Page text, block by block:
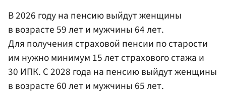
В 2026 году на пенсию выйдут женщины
в возрасте 59 лет и мужчины 64 лет.
Для получения страховой пенсии по старости
им нужно минимум 15 лет страхового стажа и
30 ИПК. С 2028 года на пенсию выйдут женщины
в возрасте 60 лет и мужчины 65 лет.